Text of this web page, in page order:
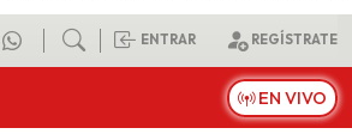
ENTRAR REGÍSTRATE
EN VIVO